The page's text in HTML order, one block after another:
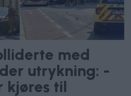
med
utrykning: -
kjøres til